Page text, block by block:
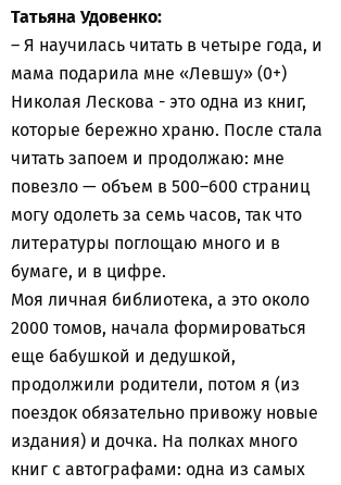
Татьяна Удовенко:
– Я научилась читать в четыре года, и
мама подарила мне «Левшу» (0+)
Николая Лескова - это одна из книг,
которые бережно храню. После стала
читать запоем и продолжаю: мне
повезло — объем в 500–600 страниц
могу одолеть за семь часов, так что
литературы поглощаю много и в
бумаге, и в цифре.
Моя личная библиотека, а это около
2000 томов, начала формироваться
еще бабушкой и дедушкой,
продолжили родители, потом я (из
поездок обязательно привожу новые
издания) и дочка. На полках много
книг с автографами: одна из самых